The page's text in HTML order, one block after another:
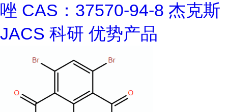
唑 CAS：37570-94-8 杰克斯
JACS 科研 优势产品